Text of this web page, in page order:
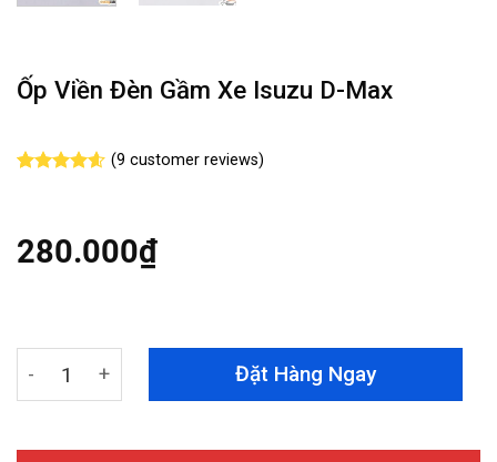
Ốp Viền Đèn Gầm Xe Isuzu D-Max
customer
ratings
(9 customer reviews)
280.000₫
Ốp Viền Đèn Gầm Xe Isuzu D-Max quantity
Đặt Hàng Ngay